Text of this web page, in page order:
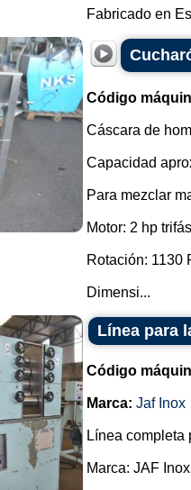
Fabricado en
Código
Cáscara de
Capacidad
Para mezclar
Motor: 2 hp
Rotación: 1130
Dimensi...
Línea para
Código
Marca: Jaf Inox
Línea completa
Marca: JAF